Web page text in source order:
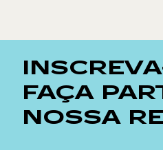
FAÇA
NOSSA